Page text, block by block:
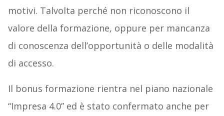
motivi. Talvolta perché non riconoscono il
valore della formazione, oppure per mancanza
di conoscenza dell’opportunità o delle modalità
di accesso.
Il bonus formazione rientra nel piano nazionale
“Impresa 4.0” ed è stato confermato anche per